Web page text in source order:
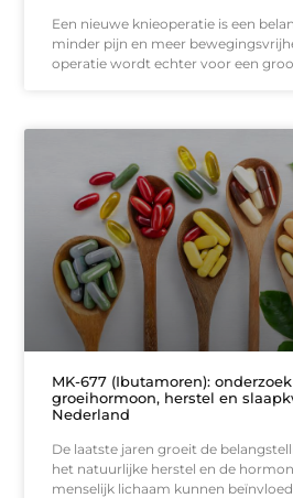
Een nieuwe knieoperatie is een
minder pijn en meer
operatie wordt echter voor een
MK-677 (Ibutamoren):
groeihormoon, herstel en
Nederland
De laatste jaren groeit de
het natuurlijke herstel en de
menselijk lichaam kunnen